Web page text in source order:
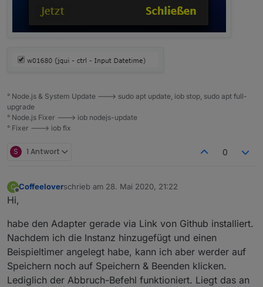
° Node.js & System Update ---> sudo apt update, iob stop, sudo apt full-
upgrade
° Node.js Fixer ---> iob nodejs-update
° Fixer ---> iob fix
S 1 Antwort 0
C Coffeeloverschrieb am 28. Mai 2020, 21:22
zuletzt editiert von
Hi,
habe den Adapter gerade via Link von Github installiert.
Nachdem ich die Instanz hinzugefügt und einen
Beispieltimer angelegt habe, kann ich aber werder auf
Speichern noch auf Speichern & Beenden klicken.
Lediglich der Abbruch-Befehl funktioniert. Liegt das an